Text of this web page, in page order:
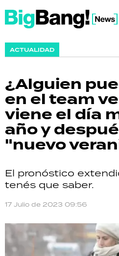
ACTUALIDAD
¿Alguien
en el team
viene el día
año y
"nuevo
El pronóstico
tenés que saber.
17 Julio de 2023 09:56
SHOW
ACTUALIDAD
POLICIALES
ECONOMÍA
SALUD
DEPORTES
TECNOLOGÍA